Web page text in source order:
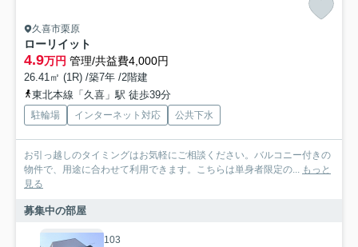
久喜市栗原
ローリイット
4.9万円 管理/共益費4,000円
26.41㎡ (1R) /築7年 /2階建
東北本線「久喜」駅 徒歩39分
駐輪場 インターネット対応 公共下水
お引っ越しのタイミングはお気軽にご相談ください。バルコニー付きの
物件で、用途に合わせて利用できます。こちらは単身者限定の... もっと
見る
募集中の部屋
103